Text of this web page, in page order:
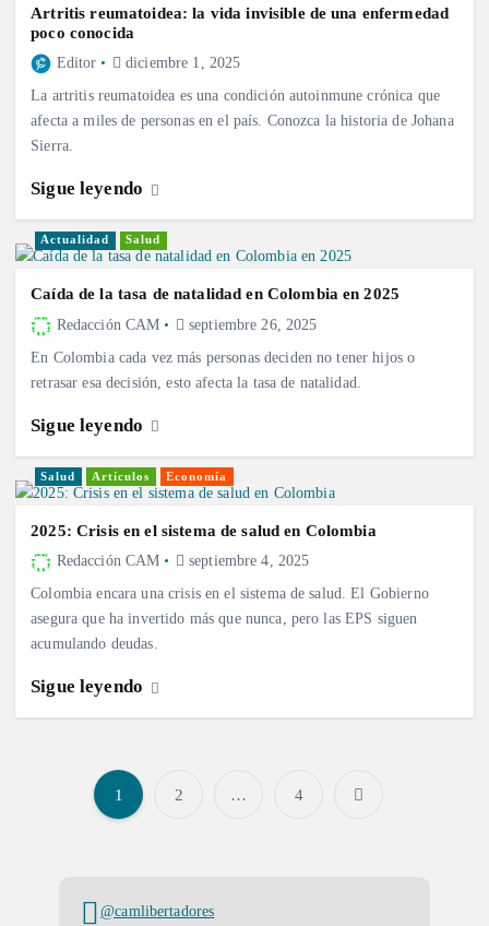
Artritis reumatoidea: la vida invisible de una enfermedad
poco conocida
Editor diciembre 1, 2025
La artritis reumatoidea es una condición autoinmune crónica que
afecta a miles de personas en el país. Conozca la historia de Johana
Sierra.
Sigue leyendo
Actualidad Salud
Caída de la tasa de natalidad en Colombia en 2025
Redacción CAM septiembre 26, 2025
En Colombia cada vez más personas deciden no tener hijos o
retrasar esa decisión, esto afecta la tasa de natalidad.
Sigue leyendo
Salud Artículos Economía
2025: Crisis en el sistema de salud en Colombia
Redacción CAM septiembre 4, 2025
Colombia encara una crisis en el sistema de salud. El Gobierno
asegura que ha invertido más que nunca, pero las EPS siguen
acumulando deudas.
Sigue leyendo
1 2 … 4
@camlibertadores